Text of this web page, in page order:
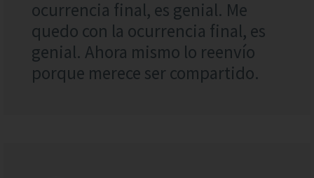
ocurrencia final, es genial. Me
quedo con la ocurrencia final, es
genial. Ahora mismo lo reenvío
porque merece ser compartido.